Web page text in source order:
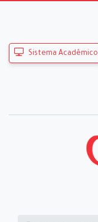
Sistema Acadêmico